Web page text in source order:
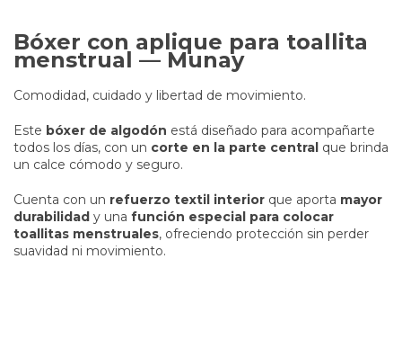
Bóxer con aplique para toallita
menstrual — Munay
Comodidad, cuidado y libertad de movimiento.
Este bóxer de algodón está diseñado para acompañarte
todos los días, con un corte en la parte central que brinda
un calce cómodo y seguro.
Cuenta con un refuerzo textil interior que aporta mayor
durabilidad y una función especial para colocar
toallitas menstruales, ofreciendo protección sin perder
suavidad ni movimiento.